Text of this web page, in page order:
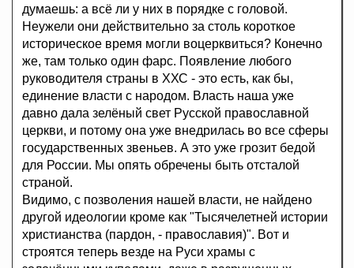
думаешь: а всё ли у них в порядке с головой.
Неужели они действительно за столь короткое
историческое время могли воцерквиться? Конечно
же, там только один фарс. Появление любого
руководителя страны в ХХС - это есть, как бы,
единение власти с народом. Власть наша уже
давно дала зелёный свет Русской православной
церкви, и потому она уже внедрилась во все сферы
государственных звеньев. А это уже грозит бедой
для России. Мы опять обречены быть отсталой
страной.
Видимо, с позволения нашей власти, не найдено
другой идеологии кроме как "Тысячелетней истории
христианства (пардон, - православия)". Вот и
строятся теперь везде на Руси храмы с